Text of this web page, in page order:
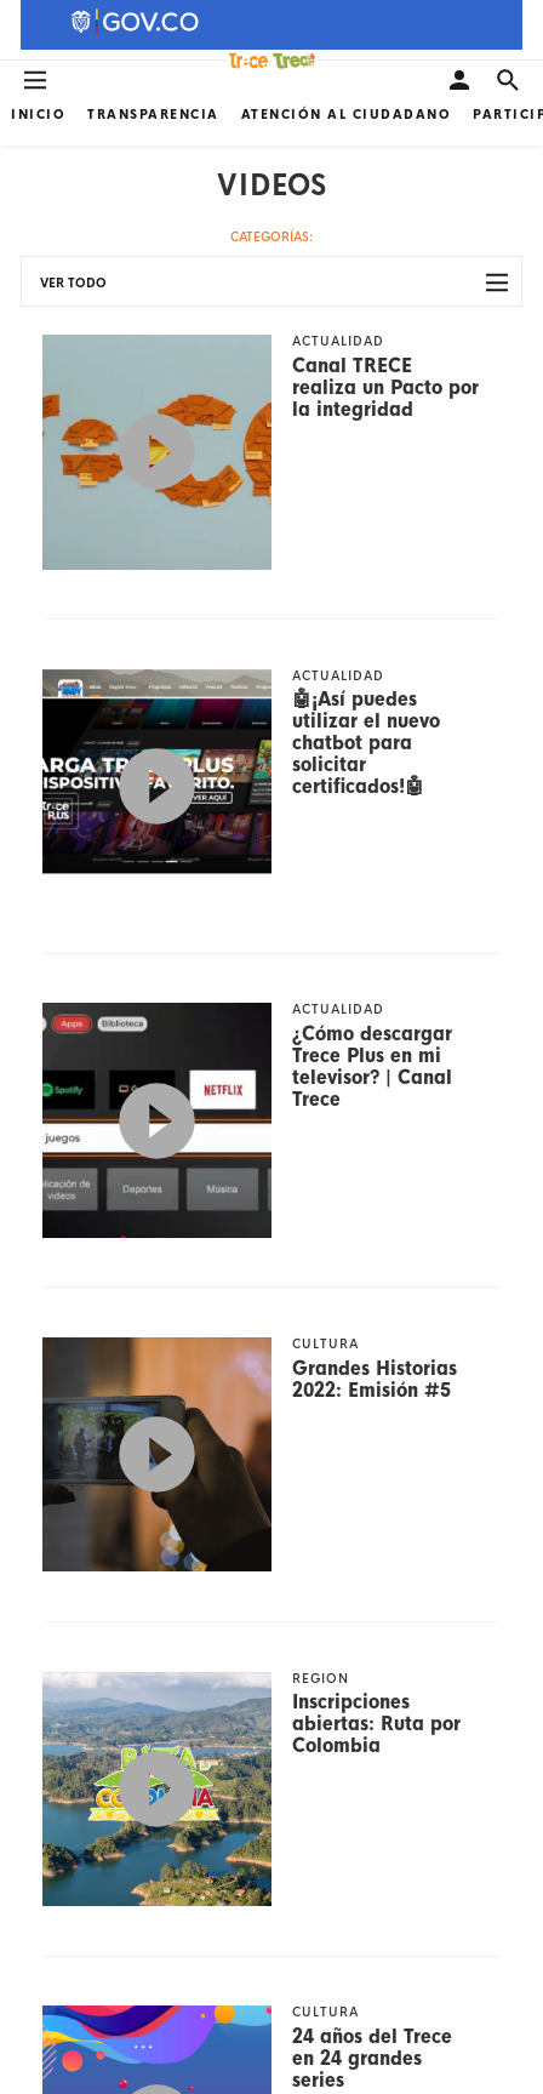
INICIO TRANSPARENCIA ATENCIÓN AL CIUDADANO
VIDEOS
CATEGORÍAS:
VER TODO
ACTUALIDAD
Canal TRECE
realiza un Pacto por
la integridad
ACTUALIDAD
🤖¡Así puedes
utilizar el nuevo
chatbot para
solicitar
certificados!🤖
ACTUALIDAD
¿Cómo descargar
Trece Plus en mi
televisor? | Canal
Trece
CULTURA
Grandes Historias
2022: Emisión #5
REGION
Inscripciones
abiertas: Ruta por
Colombia
CULTURA
24 años del Trece
en 24 grandes
series